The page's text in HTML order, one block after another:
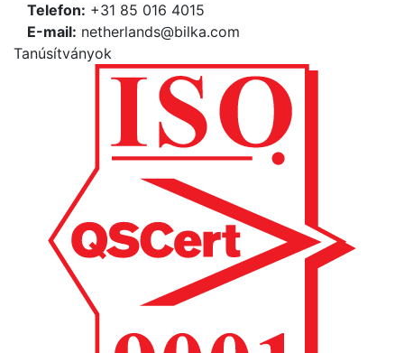
Telefon: +31 85 016 4015
Е-mail: netherlands@bilka.com
Tanúsítványok